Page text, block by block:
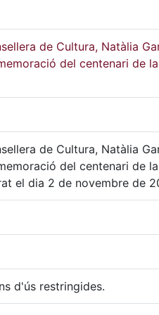
de Cultura, Natàlia
del centenari de
de Cultura, Natàlia
del centenari de
el dia 2 de novembre de
d'ús restringides.